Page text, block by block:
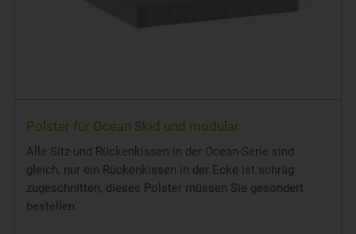
Polster für Ocean Skid und modular
Alle Sitz-und Rückenkissen in der Ocean-Serie sind
gleich, nur ein Rückenkissen in der Ecke ist schräg
zugeschnitten, dieses Polster müssen Sie gesondert
bestellen.